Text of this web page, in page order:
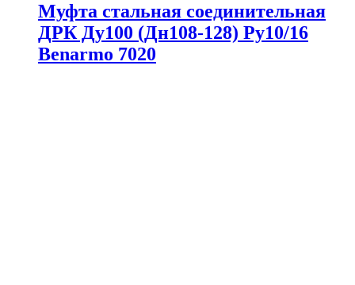
Муфта стальная соединительная
ДРК Ду100 (Дн108-128) Ру10/16
Benarmo 7020